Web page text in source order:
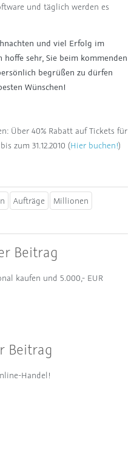
und täglich werden es
und viel Erfolg im
hoffe sehr, Sie beim kommenden
begrüßen zu dürfen
Wünschen!
Über 40% Rabatt auf Tickets für
zum 31.12.2010 (Hier buchen!)
Aufträge
Millionen
Beitrag
kaufen und 5.000,- EUR
Beitrag
Handel!